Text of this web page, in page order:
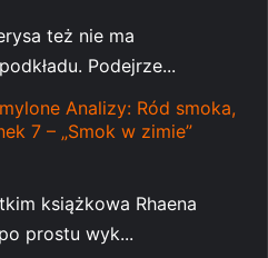
też nie ma
Podejrze...
Analizy: Ród smoka,
7 – „Smok w zimie”
książkowa Rhaena
prostu wyk...